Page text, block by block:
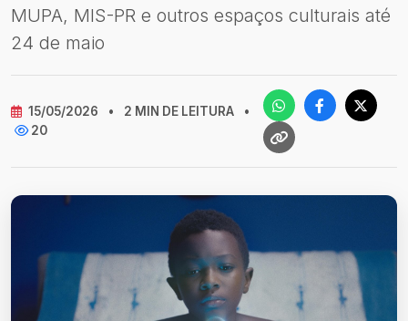
MUPA, MIS-PR e outros espaços culturais até
24 de maio
15/05/2026 • 2 MIN DE LEITURA
•
20